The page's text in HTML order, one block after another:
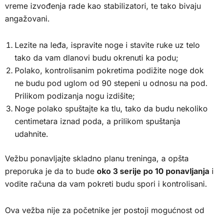
vreme izvođenja rade kao stabilizatori, te tako bivaju
angažovani.
Lezite na leđa, ispravite noge i stavite ruke uz telo
tako da vam dlanovi budu okrenuti ka podu;
Polako, kontrolisanim pokretima podižite noge dok
ne budu pod uglom od 90 stepeni u odnosu na pod.
Prilikom podizanja nogu izdišite;
Noge polako spuštajte ka tlu, tako da budu nekoliko
centimetara iznad poda, a prilikom spuštanja
udahnite.
Vežbu ponavljajte skladno planu treninga, a opšta
preporuka je da to bude oko 3 serije po 10 ponavljanja i
vodite računa da vam pokreti budu spori i kontrolisani.
Ova vežba nije za početnike jer postoji mogućnost od